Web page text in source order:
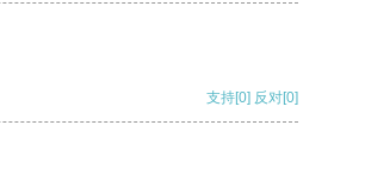
支持[0] 反对[0]